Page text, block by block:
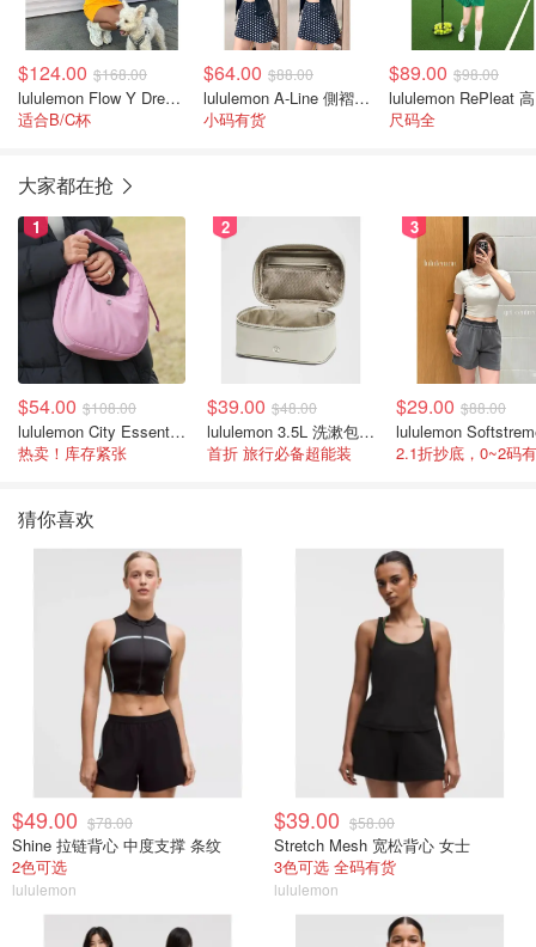
$124.00 $168.00
lululemon Flow Y Dress 背心裙 轻度支撑
适合B/C杯
$64.00 $88.00
lululemon A-Line 側褶網球裙 女款
小码有货
$89.00 $98.00
尺码全
大家都在抢
1
$54.00 $108.00
lululemon City Essentials 肩背包 4L
热卖！库存紧张
2
$39.00 $48.00
lululemon 3.5L 洗漱包/盒子包
首折 旅行必备超能装
3
$29.00 $88.00
2.1折抄底，0~2码
猜你喜欢
$49.00 $78.00
Shine 拉链背心 中度支撑 条纹
2色可选
lululemon
$39.00 $58.00
Stretch Mesh 宽松背心 女士
3色可选 全码有货
lululemon